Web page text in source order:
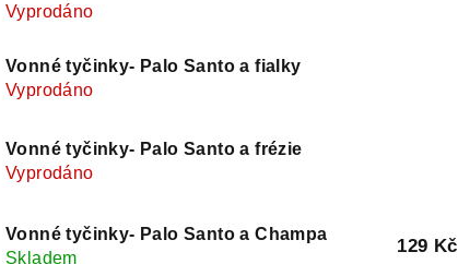
Vyprodáno
Vonné tyčinky- Palo Santo a fialky
Vyprodáno
Vonné tyčinky- Palo Santo a frézie
Vyprodáno
Vonné tyčinky- Palo Santo a Champa
Skladem
129 Kč